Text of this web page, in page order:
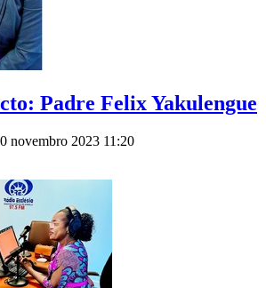
Padre Felix Yakulengue
novembro 2023 11:20